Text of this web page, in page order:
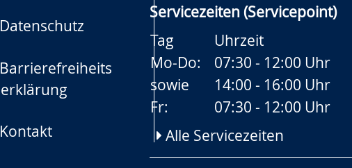
Datenschutz
Barrierefreiheits
erklärung
Kontakt
Servicezeiten (Servicepoint)
Tag
Uhrzeit
Mo-Do:
07:30 - 12:00 Uhr
sowie
14:00 - 16:00 Uhr
Fr:
07:30 - 12:00 Uhr
Alle Servicezeiten